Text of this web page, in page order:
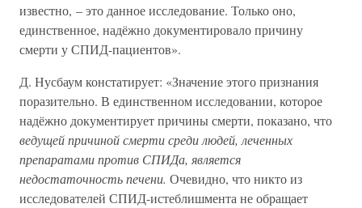
известно, – это данное исследование. Только оно,
единственное, надёжно документировало причину
смерти у СПИД-пациентов».
Д. Нусбаум констатирует: «Значение этого признания
поразительно. В единственном исследовании, которое
надёжно документирует причины смерти, показано, что
ведущей причиной смерти среди людей, леченных
препаратами против СПИДа, является
недостаточность печени. Очевидно, что никто из
исследователей СПИД-истеблишмента не обращает